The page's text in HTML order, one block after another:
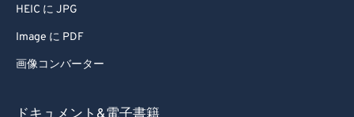
HEIC に JPG
Image に PDF
画像コンバーター